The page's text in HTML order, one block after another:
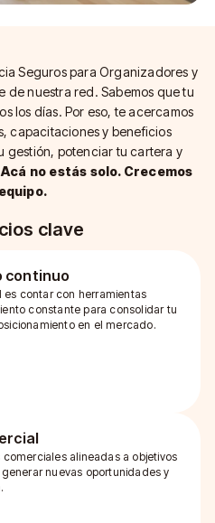
Seguros para Organizadores y
de nuestra red. Sabemos que tu
los días. Por eso, te acercamos
capacitaciones y beneficios
gestión, potenciar tu cartera y
Acá no estás solo. Crecemos
clave
continuo
contar con herramientas
constante para consolidar tu
en el mercado.
alineadas a objetivos
nuevas oportunidades y